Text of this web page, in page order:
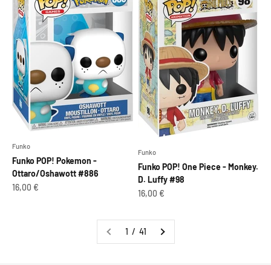
Funko
Funko POP! Pokemon -
Ottaro/Oshawott #886
Angebot
16,00 €
Funko
Funko POP! One Piece - Monkey.
D. Luffy #98
Angebot
16,00 €
1 / 41